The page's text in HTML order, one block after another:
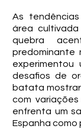
As
área
quebra
predominante
experimentou
desafios de
batata
com
enfrenta um
Espanha como